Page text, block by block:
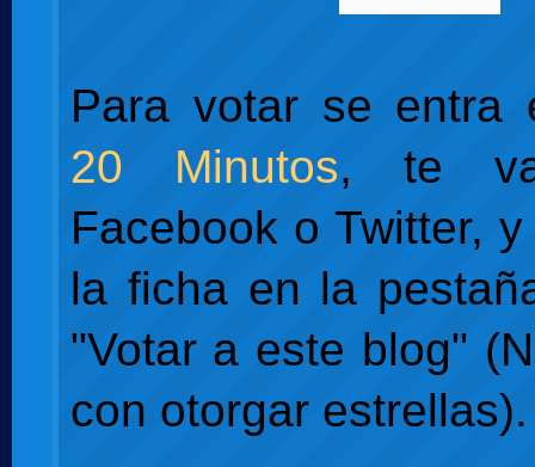
Para votar se
20 Minutos, te
Facebook o Twitter,
la ficha en la
"Votar a este blog"
con otorgar estrellas).